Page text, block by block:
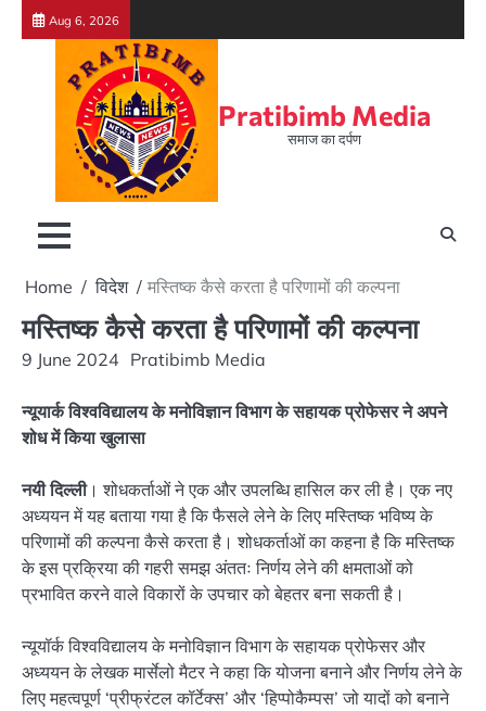
Skip
Aug 6, 2026
Pratibimb Media
समाज का दर्पण
Home विदेश मस्तिष्क कैसे करता है परिणामों की कल्पना
मस्तिष्क कैसे करता है परिणामों की कल्पना
9 June 2024 Pratibimb Media
न्यूयार्क विश्वविद्यालय के मनोविज्ञान विभाग के सहायक प्रोफेसर ने अपने
शोध में किया खुलासा
नयी दिल्ली। शोधकर्ताओं ने एक और उपलब्धि हासिल कर ली है। एक नए
अध्ययन में यह बताया गया है कि फैसले लेने के लिए मस्तिष्क भविष्य के
परिणामों की कल्पना कैसे करता है। शोधकर्ताओं का कहना है कि मस्तिष्क
के इस प्रक्रिया की गहरी समझ अंततः निर्णय लेने की क्षमताओं को
प्रभावित करने वाले विकारों के उपचार को बेहतर बना सकती है।
न्यूयॉर्क विश्वविद्यालय के मनोविज्ञान विभाग के सहायक प्रोफेसर और
अध्ययन के लेखक मार्सेलो मैटर ने कहा कि योजना बनाने और निर्णय लेने के
लिए महत्वपूर्ण ‘प्रीफ्रंटल कॉर्टेक्स’ और ‘हिप्पोकैम्पस’ जो यादों को बनाने